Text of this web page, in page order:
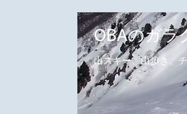
OBAのガラ
山スキー、山歩き、